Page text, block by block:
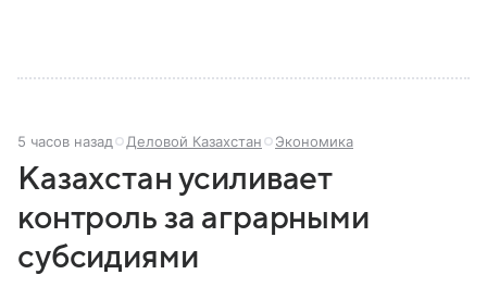
5 часов назад Деловой Казахстан Экономика
Казахстан усиливает
контроль за аграрными
субсидиями